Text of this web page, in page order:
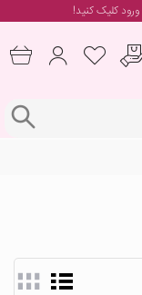
ورودکلیک کنید!